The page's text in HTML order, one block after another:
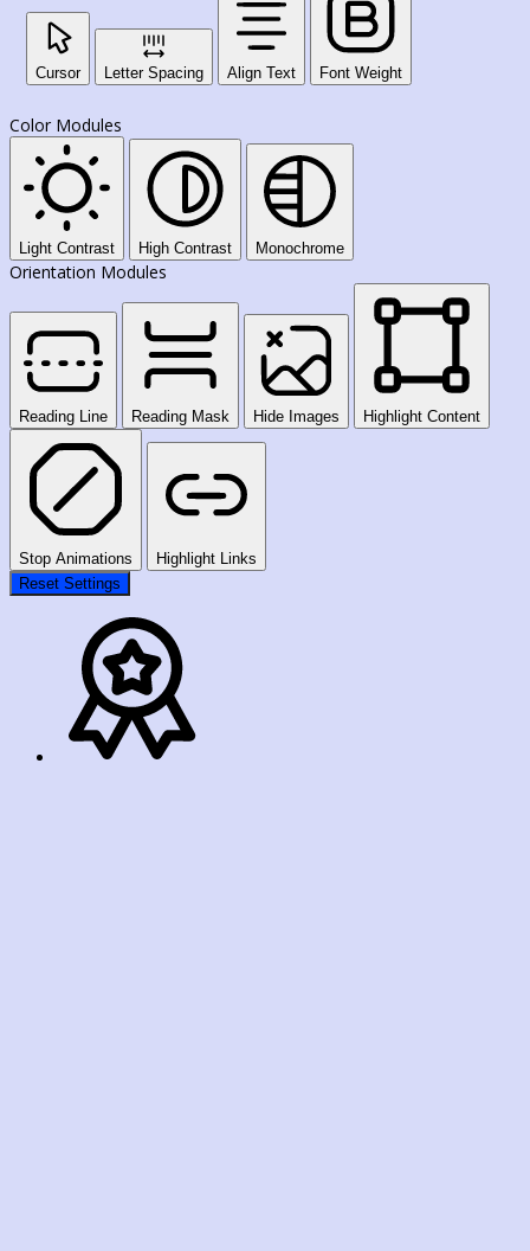
Cursor Letter Spacing Align Text Font Weight
Color Modules
Light Contrast High Contrast Monochrome
Orientation Modules
Reading Line Reading Mask Hide Images Highlight Content
Stop Animations
Highlight Links
Reset Settings